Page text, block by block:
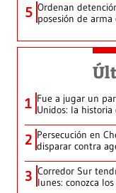
5 Ordenan
posesión de arma
1 Fue a jugar un
Unidos: la historia
2 Persecución en
disparar contra
3 Corredor Sur
lunes: conozca